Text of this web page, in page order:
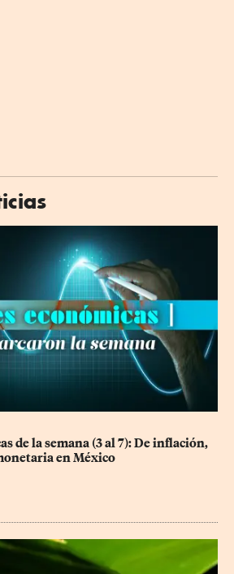
de la semana (3 al 7): De inflación,
en México